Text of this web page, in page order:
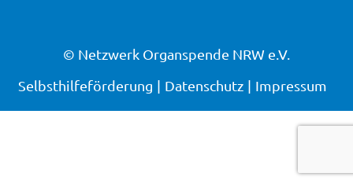
© Netzwerk Organspende NRW e.V.
Selbsthilfeförderung
Datenschutz Impressum